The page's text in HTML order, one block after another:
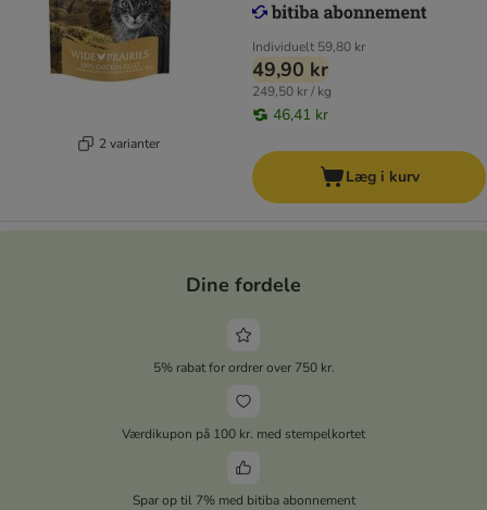
2 varianter
Individuelt 59,80 kr
49,90 kr
249,50 kr / kg
46,41 kr
Læg i kurv
Dine fordele
5% rabat for ordrer over 750 kr.
Værdikupon på 100 kr. med stempelkortet
Spar op til 7% med bitiba abonnement